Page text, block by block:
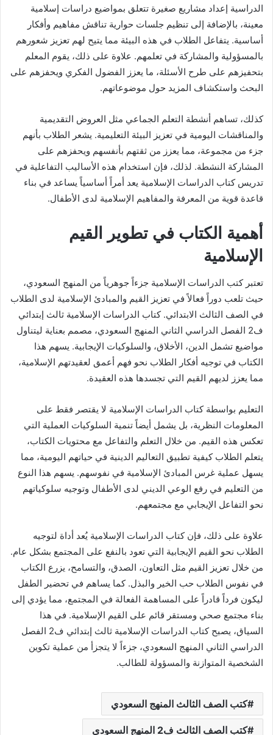
الدراسية إعداد مشاريع صغيرة تتعلق بمواضيع دراسات إسلامية
معينة، بالإضافة إلى تنظيم جلسات حوارية تناقش مفاهيم وأفكار
أساسية. يتفاعل الطلاب في هذه البيئة مما يتيح لهم تعزيز شعورهم
بالمسؤولية والمشاركة في تعلمهم. علاوة على ذلك، يقوم المعلم
بتحفيزهم على طرح الأسئلة، ما يعزز الفضول الفكري ويحفزهم على
البحث واستكشاف المزيد حول موضوعاتهم.
كذلك، تساهم أنشطة التعلم الجماعي مثل العروض التقديمية
والمناقشات اليومية في تعزيز البيئة التعليمية. يشعر الطلاب بأنهم
جزء من مجموعة، مما يعزز من ثقتهم بأنفسهم ويحفزهم على
المشاركة النشطة. لذلك، فإن استخدام هذه الأساليب التفاعلية في
تدريس كتاب الدراسات الإسلامية يعد أمراً أساسياً يساعد في بناء
قاعدة قوية من المعرفة والمفاهيم الإسلامية لدى الأطفال.
أهمية الكتاب في تطوير القيم
الإسلامية
تعتبر كتب الدراسات الإسلامية جزءاً جوهرياً من المنهج السعودي،
حيث تلعب دوراً فعالاً في تعزيز القيم والمبادئ الإسلامية لدى الطلاب
في الصف الثالث الابتدائي. كتاب الدراسات الإسلامية ثالث إبتدائي
ف2 الفصل الدراسي الثاني المنهج السعودي، مصمم بعناية ليتناول
مواضيع تشمل الدين، الأخلاق، والسلوكيات الإيجابية. يسهم هذا
الكتاب في توجيه أفكار الطلاب نحو فهم أعمق لعقيدتهم الإسلامية،
مما يعزز لديهم القيم التي تجسدها هذه العقيدة.
التعليم بواسطة كتاب الدراسات الإسلامية لا يقتصر فقط على
المعلومات النظرية، بل يشمل أيضاً تنمية السلوكيات العملية التي
تعكس هذه القيم. من خلال التعلم والتفاعل مع محتويات الكتاب،
يتعلم الطلاب كيفية تطبيق التعاليم الدينية في حياتهم اليومية، مما
يسهل عملية غرس المبادئ الإسلامية في نفوسهم. يسهم هذا النوع
من التعليم في رفع الوعي الديني لدى الأطفال وتوجيه سلوكياتهم
نحو التفاعل الإيجابي مع مجتمعهم.
علاوة على ذلك، فإن كتاب الدراسات الإسلامية يُعد أداة لتوجيه
الطلاب نحو القيم الإيجابية التي تعود بالنفع على المجتمع بشكل عام.
من خلال تعزيز القيم مثل التعاون، الصدق، والتسامح، يزرع الكتاب
في نفوس الطلاب حب الخير والبذل. كما يساهم في تحضير الطفل
ليكون فرداً قادراً على المساهمة الفعالة في المجتمع، مما يؤدي إلى
بناء مجتمع صحي ومستقر قائم على القيم الإسلامية. في هذا
السياق، يصبح كتاب الدراسات الإسلامية ثالث إبتدائي ف2 الفصل
الدراسي الثاني المنهج السعودي، جزءاً لا يتجزأ من عملية تكوين
الشخصية المتوازنة والمسؤولة للطالب.
كتب الصف الثالث المنهج السعودي
كتب الصف الثالث ف2 المنهج السعودي